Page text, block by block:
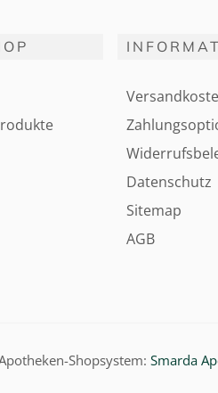
Datenschutz
Sitemap
AGB
Shopsystem: Smarda